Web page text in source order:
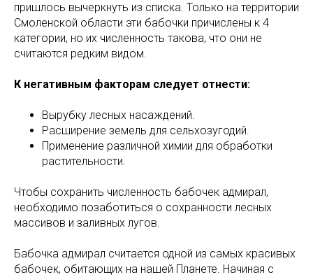
пришлось вычеркнуть из списка. Только на территории
Смоленской области эти бабочки причислены к 4
категории, но их численность такова, что они не
считаются редким видом.
К негативным факторам следует отнести:
Вырубку лесных насаждений.
Расширение земель для сельхозугодий.
Применение различной химии для обработки
растительности.
Чтобы сохранить численность бабочек адмирал,
необходимо позаботиться о сохранности лесных
массивов и заливных лугов.
Бабочка адмирал считается одной из самых красивых
бабочек, обитающих на нашей Планете. Начиная с